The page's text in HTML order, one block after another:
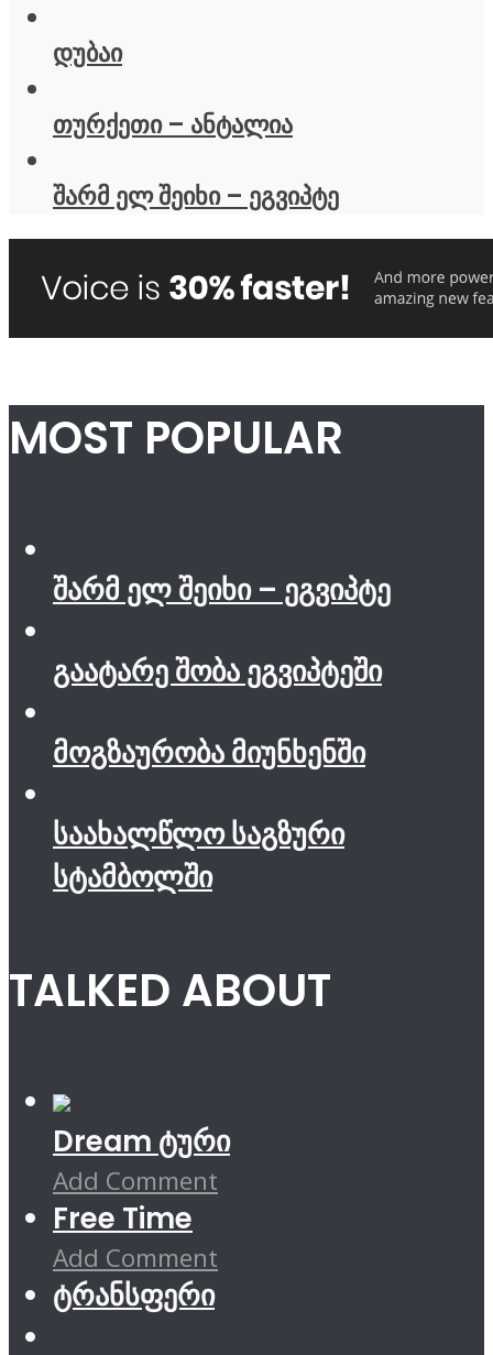
დუბაი
თურქეთი – ანტალია
შარმ ელ შეიხი – ეგვიპტე
MOST POPULAR
შარმ ელ შეიხი – ეგვიპტე
გაატარე შობა ეგვიპტეში
მოგზაურობა მიუნხენში
საახალწლო საგზური
სტამბოლში
TALKED ABOUT
Dream ტური
Add Comment
Free Time
Add Comment
ტრანსფერი